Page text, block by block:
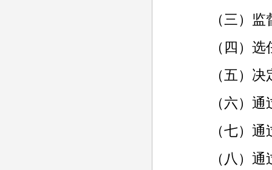
（三）监
（四）选任
（五）决定
（六）通
（七）通
（八）通过